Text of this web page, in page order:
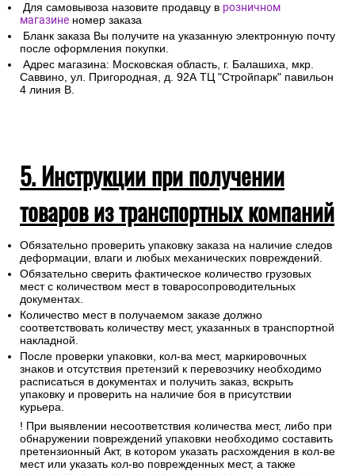
Для самовывоза назовите продавцу в розничном
магазине номер заказа
Бланк заказа Вы получите на указанную электронную почту
после оформления покупки.
Адрес магазина: Московская область, г. Балашиха, мкр.
Саввино, ул. Пригородная, д. 92А ТЦ "Стройпарк" павильон
4 линия В.
5. Инструкции при получении
товаров из транспортных компаний
Обязательно проверить упаковку заказа на наличие следов
деформации, влаги и любых механических повреждений.
Обязательно сверить фактическое количество грузовых
мест с количеством мест в товаросопроводительных
документах.
Количество мест в получаемом заказе должно
соответствовать количеству мест, указанных в транспортной
накладной.
После проверки упаковки, кол-ва мест, маркировочных
знаков и отсутствия претензий к перевозчику необходимо
расписаться в документах и получить заказ, вскрыть
упаковку и проверить на наличие боя в присутствии
курьера.
! При выявлении несоответствия количества мест, либо при
обнаружении повреждений упаковки необходимо составить
претензионный Акт, в котором указать расхождения в кол-ве
мест или указать кол-во поврежденных мест, а также